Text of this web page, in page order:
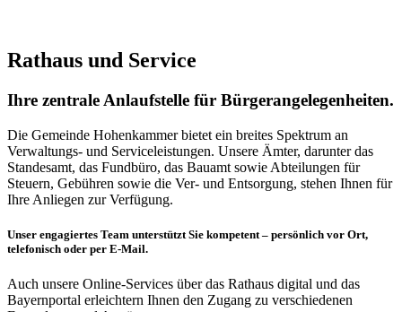
Rathaus und Service
Ihre zentrale Anlaufstelle für Bürgerangelegenheiten.
Die Gemeinde Hohenkammer bietet ein breites Spektrum an
Verwaltungs- und Serviceleistungen. Unsere Ämter, darunter das
Standesamt, das Fundbüro, das Bauamt sowie Abteilungen für
Steuern, Gebühren sowie die Ver- und Entsorgung, stehen Ihnen für
Ihre Anliegen zur Verfügung.
Unser engagiertes Team unterstützt Sie kompetent – persönlich vor Ort,
telefonisch oder per E-Mail.
Auch unsere Online-Services über das Rathaus digital und das
Bayernportal erleichtern Ihnen den Zugang zu verschiedenen